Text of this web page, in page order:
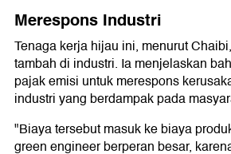
Merespons Industri
Tenaga kerja hijau ini, menurut
tambah di industri. Ia menjelaskan
pajak emisi untuk merespons
industri yang berdampak pada
"Biaya tersebut masuk ke biaya
green engineer berperan besar,